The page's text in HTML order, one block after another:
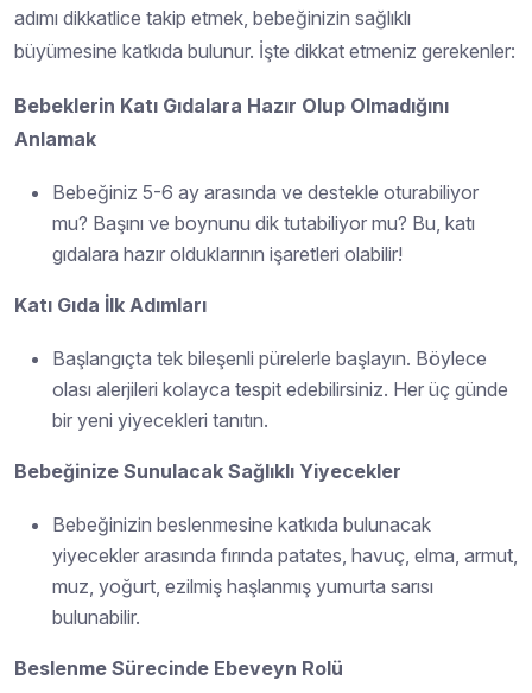
adımı dikkatlice takip etmek, bebeğinizin sağlıklı
büyümesine katkıda bulunur. İşte dikkat etmeniz gerekenler:
Bebeklerin Katı Gıdalara Hazır Olup Olmadığını
Anlamak
Bebeğiniz 5-6 ay arasında ve destekle oturabiliyor
mu? Başını ve boynunu dik tutabiliyor mu? Bu, katı
gıdalara hazır olduklarının işaretleri olabilir!
Katı Gıda İlk Adımları
Başlangıçta tek bileşenli pürelerle başlayın. Böylece
olası alerjileri kolayca tespit edebilirsiniz. Her üç günde
bir yeni yiyecekleri tanıtın.
Bebeğinize Sunulacak Sağlıklı Yiyecekler
Bebeğinizin beslenmesine katkıda bulunacak
yiyecekler arasında fırında patates, havuç, elma, armut,
muz, yoğurt, ezilmiş haşlanmış yumurta sarısı
bulunabilir.
Beslenme Sürecinde Ebeveyn Rolü